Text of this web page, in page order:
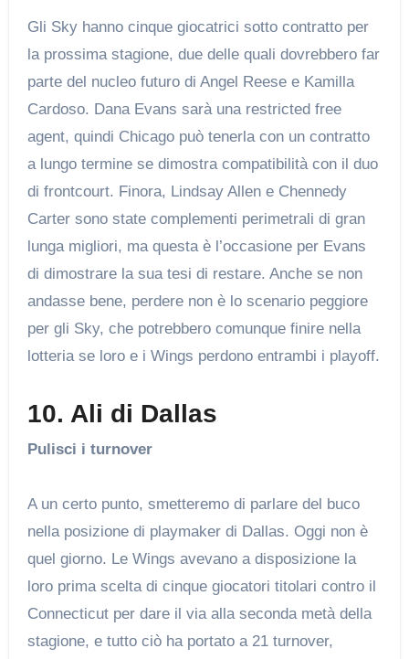
Gli Sky hanno cinque giocatrici sotto contratto per
la prossima stagione, due delle quali dovrebbero far
parte del nucleo futuro di Angel Reese e Kamilla
Cardoso. Dana Evans sarà una restricted free
agent, quindi Chicago può tenerla con un contratto
a lungo termine se dimostra compatibilità con il duo
di frontcourt. Finora, Lindsay Allen e Chennedy
Carter sono state complementi perimetrali di gran
lunga migliori, ma questa è l’occasione per Evans
di dimostrare la sua tesi di restare. Anche se non
andasse bene, perdere non è lo scenario peggiore
per gli Sky, che potrebbero comunque finire nella
lotteria se loro e i Wings perdono entrambi i playoff.
10. Ali di Dallas
Pulisci i turnover
A un certo punto, smetteremo di parlare del buco
nella posizione di playmaker di Dallas. Oggi non è
quel giorno. Le Wings avevano a disposizione la
loro prima scelta di cinque giocatori titolari contro il
Connecticut per dare il via alla seconda metà della
stagione, e tutto ciò ha portato a 21 turnover,